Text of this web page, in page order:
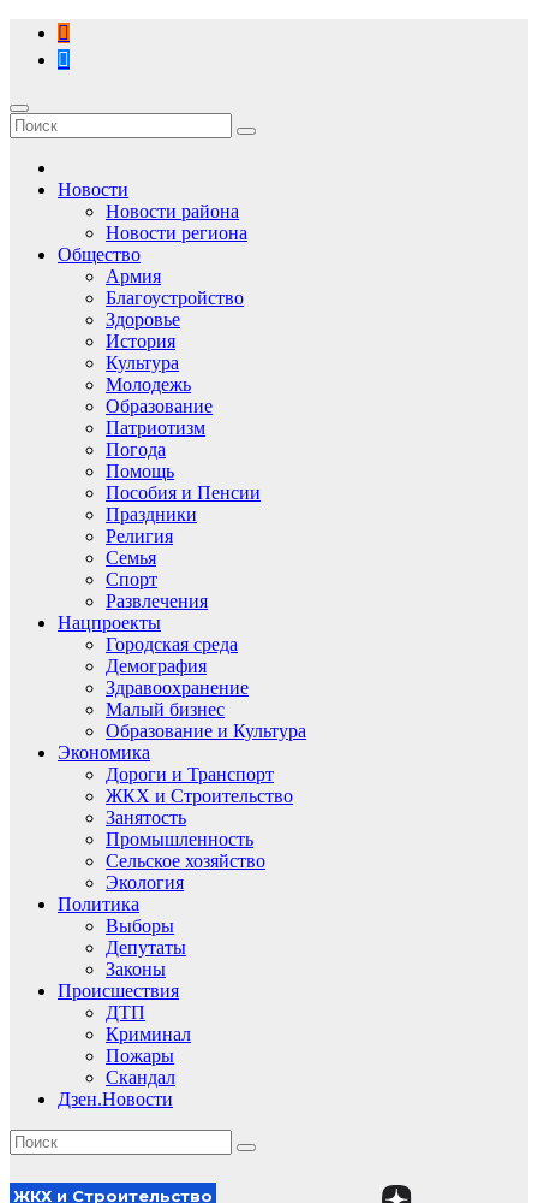
Перейти
содержимому
Новости
Новости района
Новости региона
Общество
Армия
Благоустройство
Здоровье
История
Культура
Молодежь
Образование
Патриотизм
Погода
Помощь
Пособия и Пенсии
Праздники
Религия
Семья
Спорт
Развлечения
Нацпроекты
Городская среда
Демография
Здравоохранение
Малый бизнес
Образование и Культура
Экономика
Дороги и Транспорт
ЖКХ и Строительство
Занятость
Промышленность
Сельское хозяйство
Экология
Политика
Выборы
Депутаты
Законы
Происшествия
ДТП
Криминал
Пожары
Скандал
Дзен.Новости
ЖКХ и Строительство